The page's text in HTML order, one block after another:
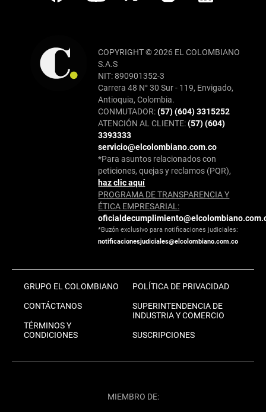
COPYRIGHT © 2026 EL COLOMBIANO
S.A.S
NIT: 890901352-3
Carrera 48 N° 30 Sur - 119, Envigado,
Antioquia, Colombia.
CONMUTADOR:(57) (604) 3315252
ATENCIÓN AL CLIENTE:(57) (604)
3393333
servicio@elcolombiano.com.co
*Para asuntos relacionados con
peticiones, quejas y reclamos (PQR),
haz clic aquí
PROGRAMA DE TRANSPARENCIA Y
ÉTICA EMPRESARIAL:
*Buzón exclusivo para notificaciones judiciales:
notificacionesjudiciales@elcolombiano.com.co
GRUPO EL COLOMBIANO
CONTÁCTANOS
TÉRMINOS Y
CONDICIONES
POLÍTICA DE PRIVACIDAD
SUPERINTENDENCIA DE
INDUSTRIA Y COMERCIO
SUSCRIPCIONES
MIEMBRO DE: